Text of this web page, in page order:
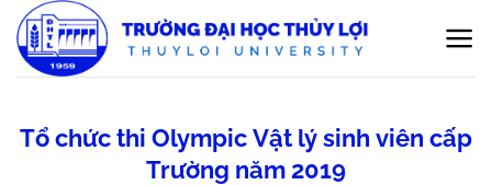
qua
nội
Tổ chức thi Olympic Vật lý sinh viên cấp
Trường năm 2019